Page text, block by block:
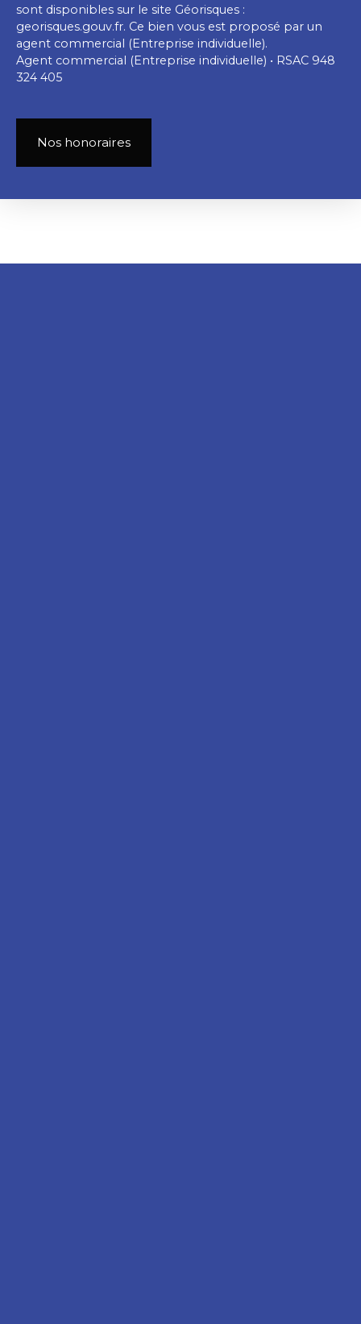
sont disponibles sur le site Géorisques :
georisques.gouv.fr. Ce bien vous est proposé par un
agent commercial (Entreprise individuelle).
Agent commercial (Entreprise individuelle) • RSAC 948
324 405
Nos honoraires